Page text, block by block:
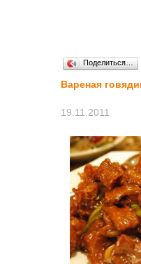
Поделиться…
Вареная
19.11.2011